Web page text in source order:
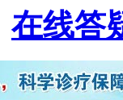
在线答